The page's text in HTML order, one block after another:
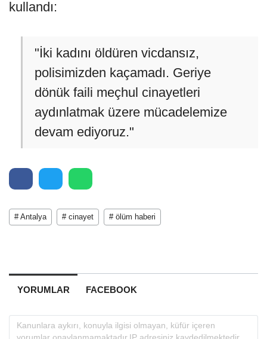
kullandı:
"İki kadını öldüren vicdansız,
polisimizden kaçamadı. Geriye
dönük faili meçhul cinayetleri
aydınlatmak üzere mücadelemize
devam ediyoruz."
# Antalya # cinayet # ölüm haberi
YORUMLAR FACEBOOK